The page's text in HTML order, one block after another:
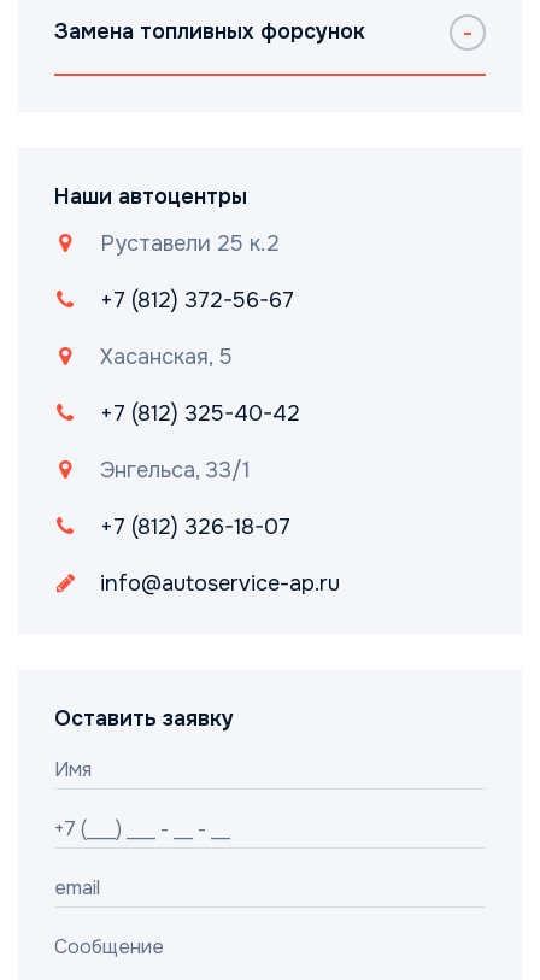
Замена топливных форсунок
Наши автоцентры
Руставели 25 к.2
+7 (812) 372-56-67
Хасанская, 5
+7 (812) 325-40-42
Энгельса, 33/1
+7 (812) 326-18-07
info@autoservice-ap.ru
Оставить заявку